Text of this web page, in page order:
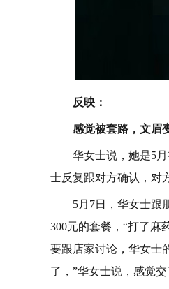
反映：
感觉被套路，文眉
华女士说，她是5
士反复跟对方确认，对
5月7日，华女士跟
300元的套餐，“打了麻
要跟店家讨论，华女士
了，”华女士说，感觉